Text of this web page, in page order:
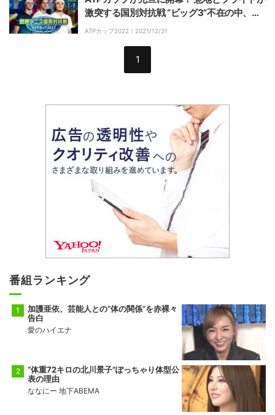
激突する国別対抗戦 “ビッグ3”不在の中、大
会を盛り上げる“若きヒーロー”たちの活躍に
ATPカップ2022｜ 2021/12/31
1
番組ランキング
加護亜依、芸能人との“体の関係”を赤裸々
告白
愛のハイエナ
“体重72キロの北川景子”ぽっちゃり体型公
表の理由
ななにー 地下ABEMA